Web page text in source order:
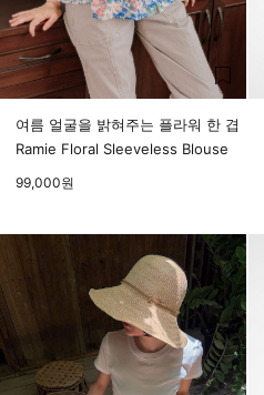
여름 얼굴을 밝혀주는 플라워 한 겹
Ramie Floral Sleeveless Blouse
99,000원